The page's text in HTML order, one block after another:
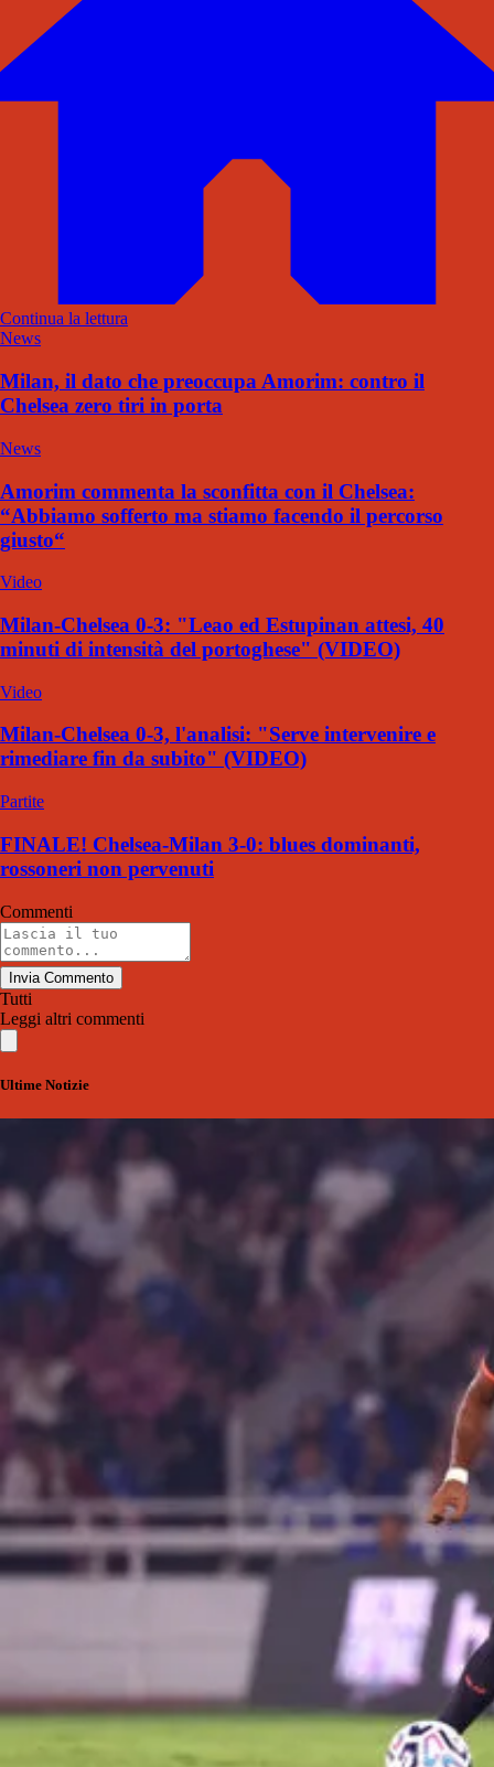
Continua la lettura
News
Milan, il dato che preoccupa Amorim: contro il
Chelsea zero tiri in porta
News
Amorim commenta la sconfitta con il Chelsea:
“Abbiamo sofferto ma stiamo facendo il percorso
giusto“
Video
Milan-Chelsea 0-3: "Leao ed Estupinan attesi, 40
minuti di intensità del portoghese" (VIDEO)
Video
Milan-Chelsea 0-3, l'analisi: "Serve intervenire e
rimediare fin da subito" (VIDEO)
Partite
FINALE! Chelsea-Milan 3-0: blues dominanti,
rossoneri non pervenuti
Commenti
Invia Commento
Tutti
Leggi altri commenti
Ultime Notizie